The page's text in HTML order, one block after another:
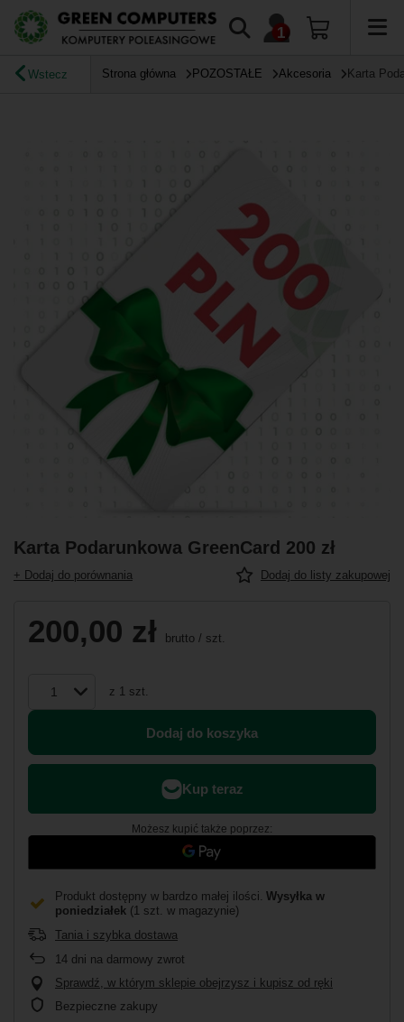
Wstecz Strona główna POZOSTAŁE Akcesoria Karta
Karta Podarunkowa GreenCard 200 zł
+ Dodaj do porównania Dodaj do listy zakupowej
200,00 zł brutto / szt.
z 1 szt.
Dodaj do koszyka
Możesz kupić także poprzez:
Produkt dostępny w bardzo małej ilości Wysyłka w
poniedziałek (1 szt. w magazynie)
Tania i szybka dostawa
14 dni na darmowy zwrot
Sprawdź, w którym sklepie obejrzysz i kupisz od ręki
Bezpieczne zakupy